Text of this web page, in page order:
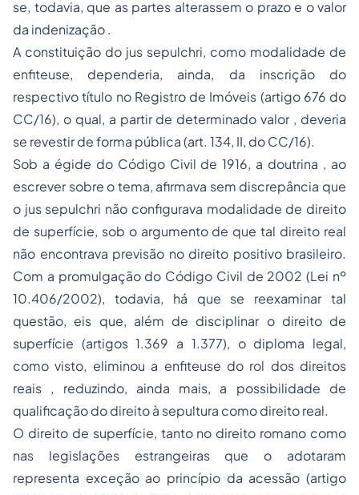
se, todavia, que as partes alterassem o prazo e o valor
da indenização .
A constituição do jus sepulchri, como modalidade de
enfiteuse, dependeria, ainda, da inscrição do
respectivo título no Registro de Imóveis (artigo 676 do
CC/16), o qual, a partir de determinado valor , deveria
se revestir de forma pública (art. 134, II, do CC/16).
Sob a égide do Código Civil de 1916, a doutrina , ao
escrever sobre o tema, afirmava sem discrepância que
o jus sepulchri não configurava modalidade de direito
de superfície, sob o argumento de que tal direito real
não encontrava previsão no direito positivo brasileiro.
Com a promulgação do Código Civil de 2002 (Lei nº
10.406/2002), todavia, há que se reexaminar tal
questão, eis que, além de disciplinar o direito de
superfície (artigos 1.369 a 1.377), o diploma legal,
como visto, eliminou a enfiteuse do rol dos direitos
reais , reduzindo, ainda mais, a possibilidade de
qualificação do direito à sepultura como direito real.
O direito de superfície, tanto no direito romano como
nas legislações estrangeiras que o adotaram
representa exceção ao princípio da acessão (artigo